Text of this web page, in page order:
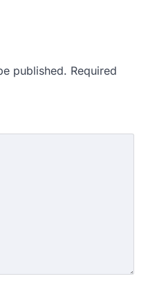
published. Required